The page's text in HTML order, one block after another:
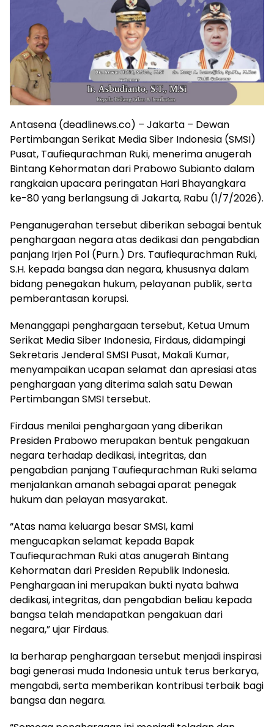
Antasena (deadlinews.co) – Jakarta – Dewan
Pertimbangan Serikat Media Siber Indonesia (SMSI)
Pusat, Taufiequrachman Ruki, menerima anugerah
Bintang Kehormatan dari Prabowo Subianto dalam
rangkaian upacara peringatan Hari Bhayangkara
ke-80 yang berlangsung di Jakarta, Rabu (1/7/2026).
Penganugerahan tersebut diberikan sebagai bentuk
penghargaan negara atas dedikasi dan pengabdian
panjang Irjen Pol (Purn.) Drs. Taufiequrachman Ruki,
S.H. kepada bangsa dan negara, khususnya dalam
bidang penegakan hukum, pelayanan publik, serta
pemberantasan korupsi.
Menanggapi penghargaan tersebut, Ketua Umum
Serikat Media Siber Indonesia, Firdaus, didampingi
Sekretaris Jenderal SMSI Pusat, Makali Kumar,
menyampaikan ucapan selamat dan apresiasi atas
penghargaan yang diterima salah satu Dewan
Pertimbangan SMSI tersebut.
Firdaus menilai penghargaan yang diberikan
Presiden Prabowo merupakan bentuk pengakuan
negara terhadap dedikasi, integritas, dan
pengabdian panjang Taufiequrachman Ruki selama
menjalankan amanah sebagai aparat penegak
hukum dan pelayan masyarakat.
“Atas nama keluarga besar SMSI, kami
mengucapkan selamat kepada Bapak
Taufiequrachman Ruki atas anugerah Bintang
Kehormatan dari Presiden Republik Indonesia.
Penghargaan ini merupakan bukti nyata bahwa
dedikasi, integritas, dan pengabdian beliau kepada
bangsa telah mendapatkan pengakuan dari
negara,” ujar Firdaus.
Ia berharap penghargaan tersebut menjadi inspirasi
bagi generasi muda Indonesia untuk terus berkarya,
mengabdi, serta memberikan kontribusi terbaik bagi
bangsa dan negara.